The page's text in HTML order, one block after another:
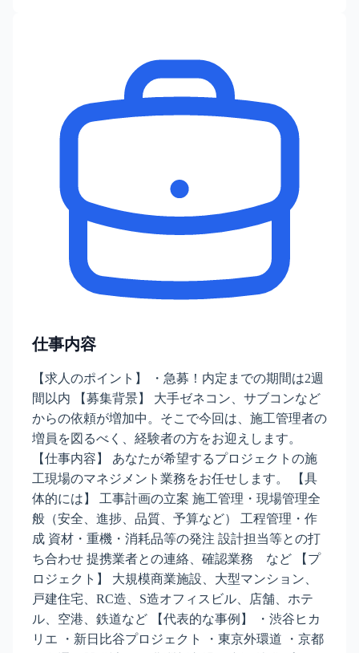
仕事内容
【求人のポイント】 ・急募！内定までの期間は2週
間以内 【募集背景】 大手ゼネコン、サブコンなど
からの依頼が増加中。そこで今回は、施工管理者の
増員を図るべく、経験者の方をお迎えします。
【仕事内容】 あなたが希望するプロジェクトの施
工現場のマネジメント業務をお任せします。 【具
体的には】 工事計画の立案 施工管理・現場管理全
般（安全、進捗、品質、予算など） 工程管理・作
成 資材・重機・消耗品等の発注 設計担当等との打
ち合わせ 提携業者との連絡、確認業務 など 【プ
ロジェクト】 大規模商業施設、大型マンション、
戸建住宅、RC造、S造オフィスビル、店舗、ホテ
ル、空港、鉄道など 【代表的な事例】 ・渋谷ヒカ
リエ ・新日比谷プロジェクト ・東京外環道 ・京都